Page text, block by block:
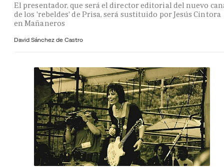
El presentador, que será el director editorial del nuevo
de los 'rebeldes' de Prisa, será sustituido por Jesús Cintora
en Mañaneros
David Sánchez de Castro